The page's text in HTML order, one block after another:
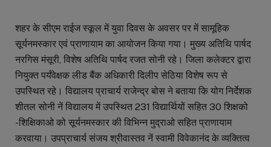
शहर के सीएम राईज स्कूल में युवा दिवस के अवसर पर में सामूहिक
सूर्यनमस्कार एवं प्राणायाम का आयोजन किया गया। मुख्य अतिथि पार्षद
नरगिस मंसूरी, विशेष अतिथि पार्षद रजत सोनी रहे। जिला कलेक्टर द्वारा
नियुक्त पर्यंवेक्षक लीड बैंक अधिकारी दिलीप सेठिया विशेष रूप से
उपस्थित रहे। विद्यालय प्राचार्य राजेन्द्र बोस ने बताया कि योग निर्देशक
शीतल सोनी नें विद्यालय में उपस्थित 231 विद्यार्थियों सहित 30 शिक्षको
-शिक्षिकाओ को सूर्यनमस्कार की विभिन्न मुद्राओ सहित प्राणायाम
करवाया। उपप्राचार्य संजय श्रीवास्तव नें स्वामी विवेकानंद के व्यक्तित्व